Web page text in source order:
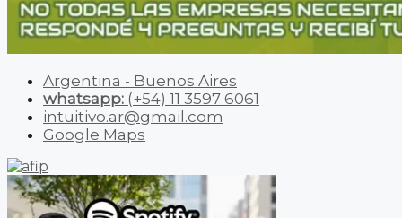
Argentina - Buenos Aires
whatsapp: (+54) 11 3597 6061
intuitivo.ar@gmail.com
Google Maps